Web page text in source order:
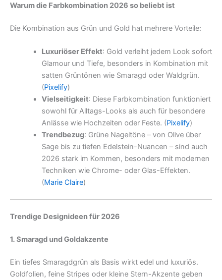
Warum die Farb­kombination 2026 so beliebt ist
Die Kombination aus Grün und Gold hat mehrere Vorteile:
Luxuriöser Effekt: Gold verleiht jedem Look sofort
Glamour und Tiefe, besonders in Kombination mit
satten Grüntönen wie Smaragd oder Waldgrün.
(Pixelify)
Vielseitigkeit: Diese Farbkombination funktioniert
sowohl für Alltags-Looks als auch für besondere
Anlässe wie Hochzeiten oder Feste. (Pixelify)
Trendbezug: Grüne Nageltöne – von Olive über
Sage bis zu tiefen Edelstein-Nuancen – sind auch
2026 stark im Kommen, besonders mit modernen
Techniken wie Chrome- oder Glas-Effekten.
(Marie Claire)
Trendige Designideen für 2026
1. Smaragd und Goldakzente
Ein tiefes Smaragdgrün als Basis wirkt edel und luxuriös.
Goldfolien, feine Stripes oder kleine Stern-Akzente geben